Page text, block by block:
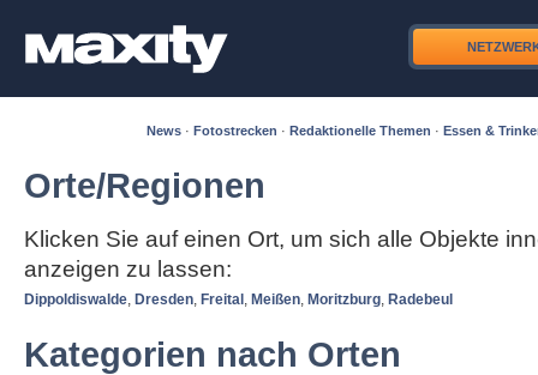
News · Fotostrecken · Redaktionelle Themen · Essen &
Orte/Regionen
Klicken Sie auf einen Ort, um sich alle Objekte
anzeigen zu lassen:
Dippoldiswalde, Dresden, Freital , Meißen, Moritzburg, Radebeul
Kategorien nach Orten